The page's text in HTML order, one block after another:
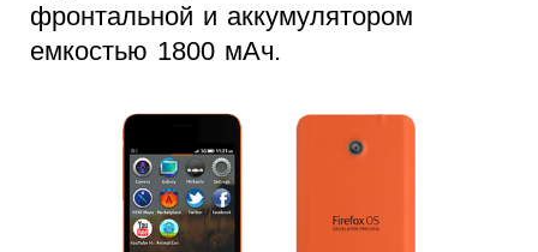
фронтальной и аккумулятором
емкостью 1800 мАч.